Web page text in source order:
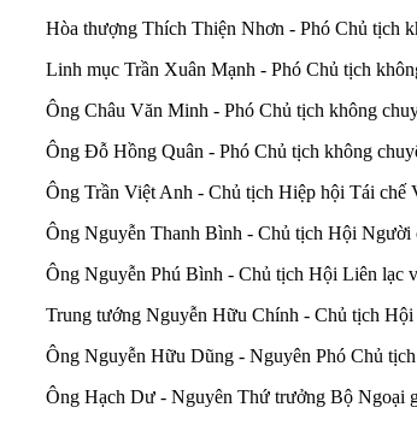
Hòa thượng Thích Thiện Nhơn - Phó Chủ tịch
Linh mục Trần Xuân Mạnh - Phó Chủ tịch
Ông Châu Văn Minh - Phó Chủ tịch không
Ông Đỗ Hồng Quân - Phó Chủ tịch không
Ông Trần Việt Anh - Chủ tịch Hiệp hội Tái chế
Ông Nguyễn Thanh Bình - Chủ tịch Hội Người
Ông Nguyễn Phú Bình - Chủ tịch Hội Liên lạc
Trung tướng Nguyễn Hữu Chính - Chủ tịch
Ông Nguyễn Hữu Dũng - Nguyên Phó Chủ
Ông Hạch Dư - Nguyên Thứ trưởng Bộ Ngoại